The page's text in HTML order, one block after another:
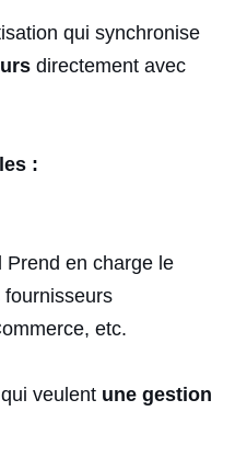
qui synchronise
directement avec
:
Prend en charge le
etc.
veulent une gestion